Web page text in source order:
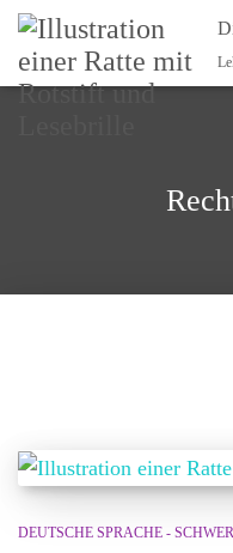
DEUTSCHE SPRACHE -